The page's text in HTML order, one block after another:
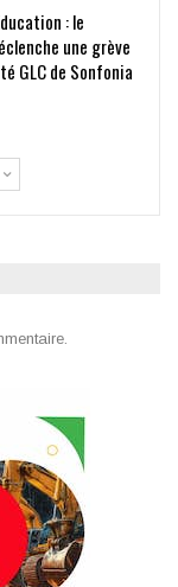
: le
une grève
GLC de Sonfonia